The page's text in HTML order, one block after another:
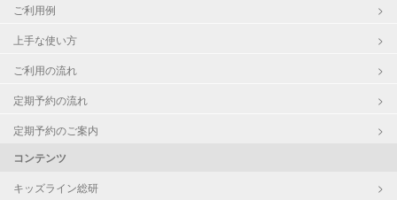
ご利用例
上手な使い方
ご利用の流れ
定期予約の流れ
定期予約のご案内
コンテンツ
キッズライン総研